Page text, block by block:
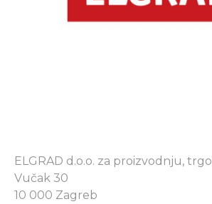
ELGRAD d.o.o. za proizvodnju,
Vučak 30
10 000 Zagreb